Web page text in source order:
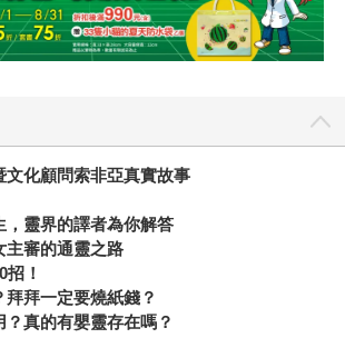
戀人寫真書》則讓粉絲跌入一個深深的美
引進的知識漫畫「尋寶記」系列方才是
於門外。 如今三采自製的健康書也已經
經營理念：思考、接納、涵蘊、創造 張
父親是「喊玲瓏，賣雜細」的商販，生
彩第一名畢業後張輝明選擇到高職任
印刷設計沒有課本，為授課需要，他就
人出版，沒想到反應熱烈，再接再勵編
稅問題，加上因緣際會遇到一位印刷社
，書才開賣兩個月就還掉三十萬印刷費
文化顧問索非亞真實故事
，靈界的譯者為你解答
主審的通靈之路
！
拜一定要燒紙錢？
真的有嬰靈存在嗎？